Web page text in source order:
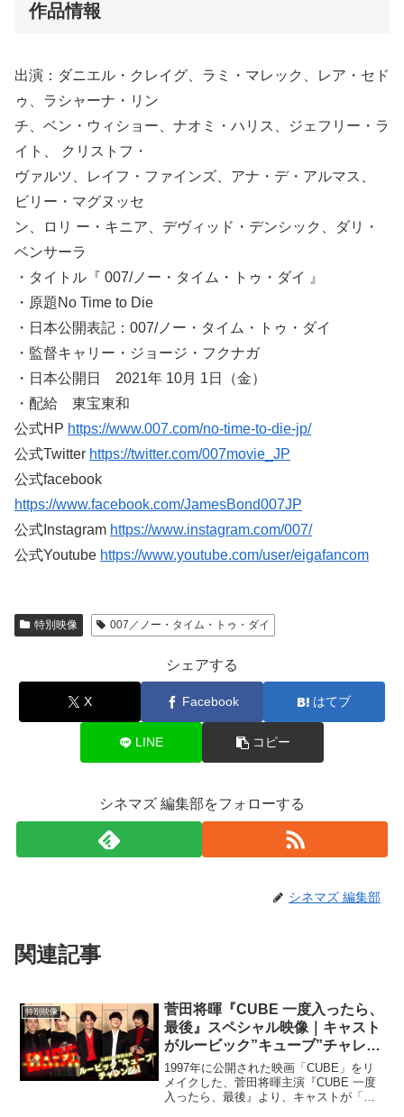
作品情報
出演：ダニエル・クレイグ、ラミ・マレック、レア・セド
ゥ、ラシャーナ・リン
チ、ベン・ウィショー、ナオミ・ハリス、ジェフリー・ラ
イト、 クリストフ・
ヴァルツ、レイフ・ファインズ、アナ・デ・アルマス、
ビリー・マグヌッセ
ン、ロリ ー・キニア、デヴィッド・デンシック、ダリ・
ベンサーラ
・タイトル『 007/ノー・タイム・トゥ・ダイ 』
・原題No Time to Die
・日本公開表記：007/ノー・タイム・トゥ・ダイ
・監督キャリー・ジョージ・フクナガ
・日本公開日 2021年 10月 1日（金）
・配給 東宝東和
公式HP https://www.007.com/no-time-to-die-jp/
公式Twitter https://twitter.com/007movie_JP
公式facebook
https://www.facebook.com/JamesBond007JP
公式Instagram https://www.instagram.com/007/
公式Youtube https://www.youtube.com/user/eigafancom
特別映像 007／ノー・タイム・トゥ・ダイ
シェアする
X Facebook はてブ
LINE コピー
シネマズ 編集部をフォローする
シネマズ 編集部
関連記事
特別映像
菅田将暉『CUBE 一度入ったら、
最後』スペシャル映像｜キャスト
がルービック”キューブ”チャレン
ジ！
1997年に公開された映画「CUBE」をリ
メイクした、菅田将暉主演『CUBE 一度
入ったら、最後』より、キャストが「ル